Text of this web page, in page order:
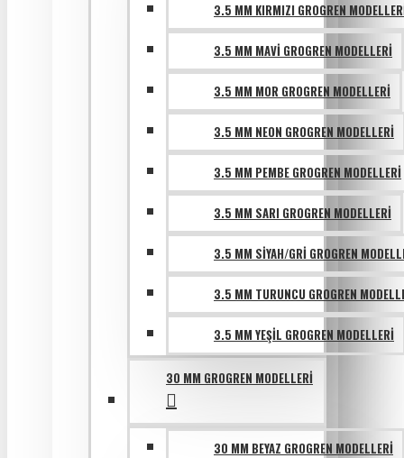
3.5 MM KIRMIZI GROGREN
3.5 MM MAVI GROGREN MODELLERI
3.5 MM MOR GROGREN MODELLERI
3.5 MM NEON GROGREN MODELLERI
3.5 MM PEMBE GROGREN MODELLERI
3.5 MM SARI GROGREN MODELLERI
3.5 MM SIYAH/GRI GROGREN
3.5 MM TURUNCU GROGREN
3.5 MM YEŞIL GROGREN MODELLERI
30 MM GROGREN MODELLERI
30 MM BEYAZ GROGREN MODELLERI